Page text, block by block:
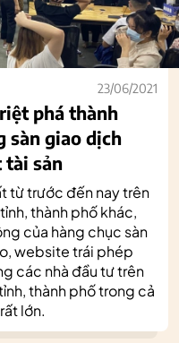
23/06/2021
phá thành
sàn giao dịch
tài sản
từ trước đến nay trên
thành phố khác,
của hàng chục sàn
website trái phép
các nhà đầu tư trên
thành phố trong cả
lớn.